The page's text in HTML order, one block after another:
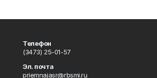
Телефон
(3473) 25-01-57
Эл. почта
priemnajasr@rbsmi.ru